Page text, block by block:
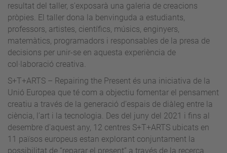
resultat del taller, s'exposarà una galeria de creacions
pròpies. El taller dona la benvinguda a estudiants,
professors, artistes, científics, músics, enginyers,
matemàtics, programadors i responsables de la presa de
decisions per unir-se en aquesta experiència de
col·laboració creativa.
S+T+ARTS – Repairing the Present és una iniciativa de la
Unió Europea que té com a objectiu fomentar el pensament
creatiu a través de la generació d’espais de diàleg entre la
ciència, l’art i la tecnologia. Des del juny del 2021 i fins al
desembre d'aquest any, 12 centres S+T+ARTS ubicats en
11 països europeus estan explorant conjuntament la
possibilitat de “reparar el present” a través de la recerca